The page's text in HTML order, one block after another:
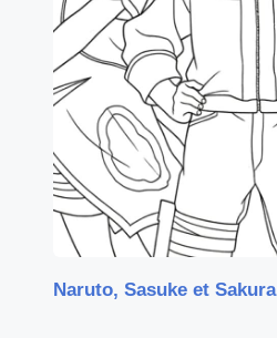
Naruto, Sasuke et Sakura